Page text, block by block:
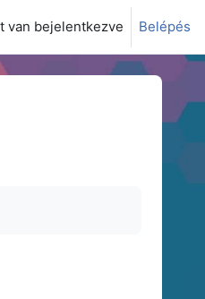
van bejelentkezve Belépés